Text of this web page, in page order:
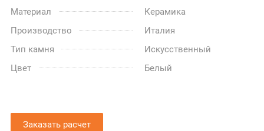
Материал
Керамика
Производство
Италия
Тип камня
Искусственный
Цвет
Белый
Заказать расчет